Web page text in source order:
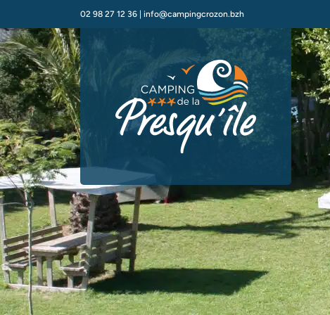
02 98 27 12 36 info@campingcrozon.bzh